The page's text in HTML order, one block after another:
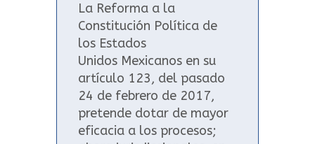
La Reforma a la
Constitución Política de
los Estados
Unidos Mexicanos en su
artículo 123, del pasado
24 de febrero de 2017,
pretende dotar de mayor
eficacia a los procesos;